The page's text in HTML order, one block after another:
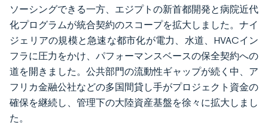
ソーシングできる一方、エジプトの新首都開発と病院近代
化プログラムが統合契約のスコープを拡大しました。ナイ
ジェリアの規模と急速な都市化が電力、水道、HVACイン
フラに圧力をかけ、パフォーマンスベースの保全契約への
道を開きました。公共部門の流動性ギャップが続く中、ア
フリカ金融公社などの多国間貸し手がプロジェクト資金の
確保を継続し、管理下の大陸資産基盤を徐々に拡大しまし
た。